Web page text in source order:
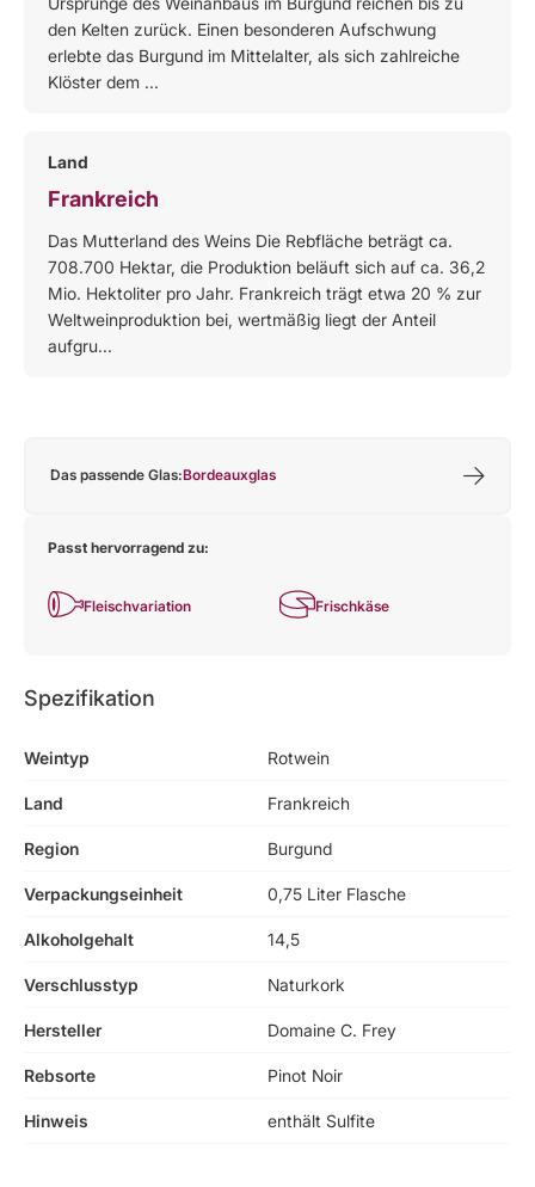
den Kelten zurück. Einen besonderen Aufschwung
erlebte das Burgund im Mittelalter, als sich zahlreiche
Klöster dem ...
Land
Frankreich
Das Mutterland des Weins Die Rebfläche beträgt ca.
708.700 Hektar, die Produktion beläuft sich auf ca. 36,2
Mio. Hektoliter pro Jahr. Frankreich trägt etwa 20 % zur
Weltweinproduktion bei, wertmäßig liegt der Anteil
aufgru...
Das passende Glas:Bordeauxglas
Passt hervorragend zu:
Fleischvariation Frischkäse
Spezifikation
Weintyp Rotwein
Land Frankreich
Region Burgund
Verpackungseinheit 0,75 Liter Flasche
Alkoholgehalt 14,5
Verschlusstyp Naturkork
Hersteller Domaine C. Frey
Rebsorte Pinot Noir
Hinweis enthält Sulfite